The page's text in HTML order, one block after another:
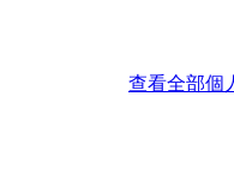
查看全部個